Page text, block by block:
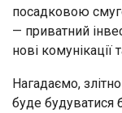
посадковою
— приватний
нові комунікації
Нагадаємо,
буде